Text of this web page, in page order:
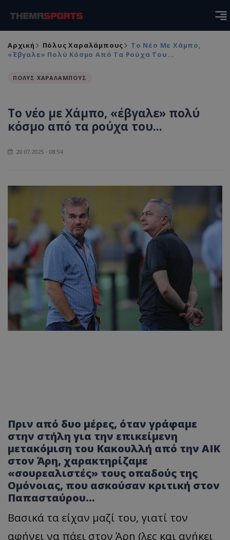
Αρχική Πόλυς Χαραλάμπους
Το Νέο Με Χάμπο,
«έβγαλε» Πολύ Κόσμο Από Τα Ρούχα Του...
ΠΟΛΥΣ ΧΑΡΑΛΑΜΠΟΥΣ
Το νέο με Χάμπο, «έβγαλε» πολύ
κόσμο από τα ρούχα του...
20.07.2025 - 08:54
Πριν από δυο μέρες, όταν γράφαμε
στην στήλη για την επικείμενη
μετακόμιση του Κακουλλή από την ΑΙΚ
στον Άρη, χαρακτηρίζαμε
«σουρεαλιστές» τους οπαδούς της
Ομόνοιας, που ασκούσαν κριτική στον
Παπασταύρου…
Βασικά τα είχαν μαζί του, γιατί τον
αφήνει να πάει στον Άρη (λες και ανήκει